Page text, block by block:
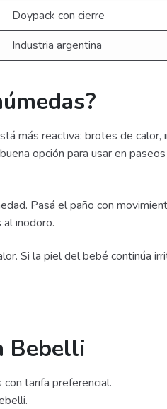
Doypack con cierre
Industria argentina
más reactiva: brotes de
opción para usar en
Pasá el paño con
inodoro.
Si la piel del bebé continúa
Bebelli
tarifa preferencial.